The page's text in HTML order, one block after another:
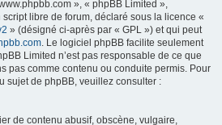
», « phpBB Limited »,
libre de forum, déclaré sous la licence «
» (désigné ci-après par « GPL ») et qui peut
. Le logiciel phpBB facilite seulement
Limited n’est pas responsable de ce que
pas comme contenu ou conduite permis. Pour
sujet de phpBB, veuillez consulter :
de contenu abusif, obscène, vulgaire,